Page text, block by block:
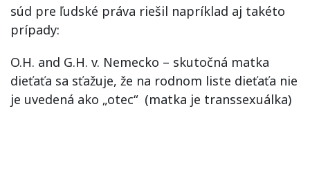
súd pre ľudské práva riešil napríklad aj takéto
prípady:
O.H. and G.H. v. Nemecko – skutočná matka
dieťaťa sa sťažuje, že na rodnom liste dieťaťa nie
je uvedená ako „otec“ (matka je transsexuálka)